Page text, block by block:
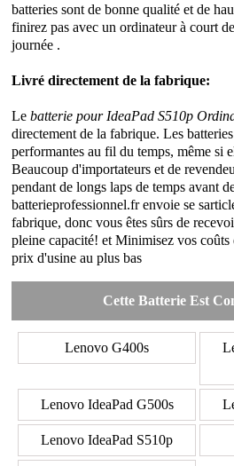
batteries sont de bonne qualité et de
finirez pas avec un ordinateur à court
journée .
Livré directement de la fabrique:
Lebatterie pour IdeaPad S510p
directement de la fabrique. Les
performantes au fil du temps, même si
Beaucoup d'importateurs et de
pendant de longs laps de temps avant
batterieprofessionnel.fr envoie se
fabrique, donc vous êtes sûrs de
pleine capacité! et Minimisez vos
prix d'usine au plus bas
Cette Batterie Est
Lenovo G400s
Lenovo IdeaPad G500s
Lenovo IdeaPad S510p